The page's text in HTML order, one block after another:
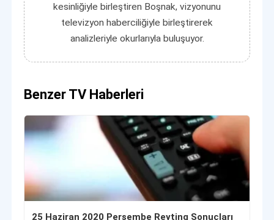
kesinliğiyle birleştiren Boşnak, vizyonunu
televizyon haberciliğiyle birleştirerek
analizleriyle okurlarıyla buluşuyor.
Benzer TV Haberleri
25 Haziran 2020 Perşembe Reyting Sonuçları